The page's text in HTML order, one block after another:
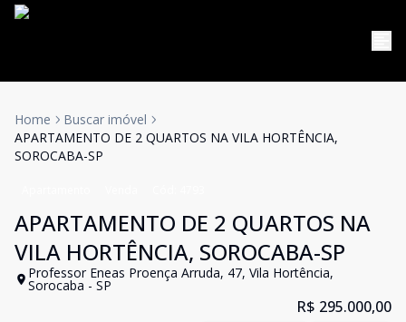
Home
Buscar imóvel
APARTAMENTO DE 2 QUARTOS NA VILA HORTÊNCIA,
SOROCABA-SP
APARTAMENTO DE 2 QUARTOS NA
VILA HORTÊNCIA, SOROCABA-SP
Professor Eneas Proença Arruda, 47, Vila Hortência,
Sorocaba - SP
R$ 295.000,00